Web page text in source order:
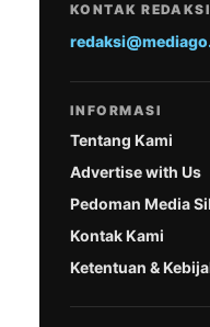
KONTAK REDAKSI
INFORMASI
Tentang Kami
Advertise with Us
Pedoman Media
Kontak Kami
Ketentuan &